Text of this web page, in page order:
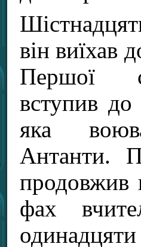
він виїхав
Першої
вступив до
яка
Антанти.
продовжив
фах